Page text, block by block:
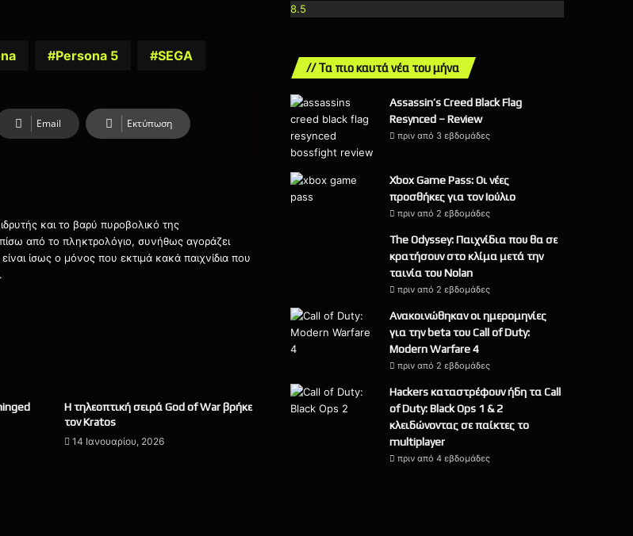
Persona 5 SEGA
Email Εκτύπωση
και το βαρύ πυροβολικό της
από το πληκτρολόγιο, συνήθως αγοράζει
ίσως ο μόνος που εκτιμά κακά παιχνίδια που
Η τηλεοπτική σειρά God of War βρήκε
τον Kratos
14 Ιανουαρίου, 2026
8.5
// Τα πιο καυτά νέα του μήνα
9
Assassin’s Creed Black Flag
Resynced – Review
πριν από 3 εβδομάδες
Xbox Game Pass: Οι νέες
προσθήκες για τον Ιούλιο
πριν από 2 εβδομάδες
The Odyssey: Παιχνίδια που θα σε
κρατήσουν στο κλίμα μετά την
ταινία του Nolan
πριν από 2 εβδομάδες
Ανακοινώθηκαν οι ημερομηνίες
για την beta του Call of Duty:
Modern Warfare 4
πριν από 2 εβδομάδες
Hackers καταστρέφουν ήδη τα Call
of Duty: Black Ops 1 & 2
κλειδώνοντας σε παίκτες το
multiplayer
πριν από 4 εβδομάδες